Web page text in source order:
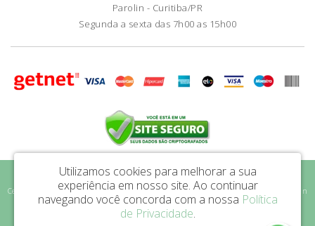
Parolin - Curitiba/PR
Segunda a sexta das 7h00 as 15h00
Sírius Orgânicos LTDA - CNPJ: 46.589.863/0001-47
Centro de Distribuição - Sírius Orgânicos - Rua Dr. Carvalho Chaves, 1398 - Parolin
| Curitiba/PR - CEP: 80.220-010
Utilizamos cookies para melhorar a sua
experiência em nosso site. Ao continuar
navegando você concorda com a nossa Política
de Privacidade.